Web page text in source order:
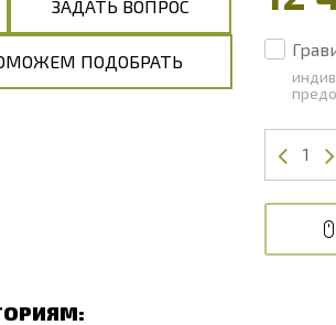
ЗАДАТЬ ВОПРОС
ПОДОБРАТЬ